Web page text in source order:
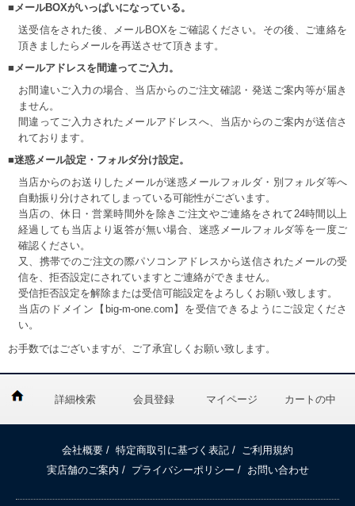
■メールBOXがいっぱいになっている。
送受信をされた後、メールBOXをご確認ください。その後、ご連絡を
頂きましたらメールを再送させて頂きます。
■メールアドレスを間違ってご入力。
お間違いご入力の場合、当店からのご注文確認・発送ご案内等が届き
ません。
間違ってご入力されたメールアドレスへ、当店からのご案内が送信さ
れております。
■迷惑メール設定・フォルダ分け設定。
当店からのお送りしたメールが迷惑メールフォルダ・別フォルダ等へ
自動振り分けされてしまっている可能性がございます。
当店の、休日・営業時間外を除きご注文やご連絡をされて24時間以上
経過しても当店より返答が無い場合、迷惑メールフォルダ等を一度ご
確認ください。
又、携帯でのご注文の際パソコンアドレスから送信されたメールの受
信を、拒否設定にされていますとご連絡ができません。
受信拒否設定を解除または受信可能設定をよろしくお願い致します。
当店のドメイン【big-m-one.com】を受信できるようにご設定くださ
い。
お手数ではございますが、ご了承宜しくお願い致します。
詳細検索 会員登録 マイページ カートの中
会社概要 / 特定商取引に基づく表記 /
ご利用規約
実店舗のご案内 / プライバシーポリシー / お問い合わせ